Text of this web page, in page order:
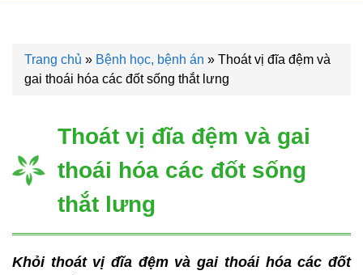
Trang chủ » Bệnh học, bệnh án » Thoát vị đĩa đệm và
gai thoái hóa các đốt sống thắt lưng
Thoát vị đĩa đệm và gai
thoái hóa các đốt sống
thắt lưng
Khỏi thoát vị đĩa đệm và gai thoái hóa các đốt